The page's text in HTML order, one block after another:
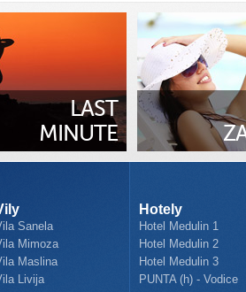
LAST
MINUTE
Sanela
Mimoza
Maslina
Livija
Hotely
Hotel Medulin 1
Hotel Medulin 2
Hotel Medulin 3
PUNTA (h) - Vodice